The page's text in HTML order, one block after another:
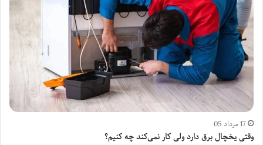
17 مرداد 05
وقتی یخچال برق دارد ولی کار نمی‌کند چه کنیم؟